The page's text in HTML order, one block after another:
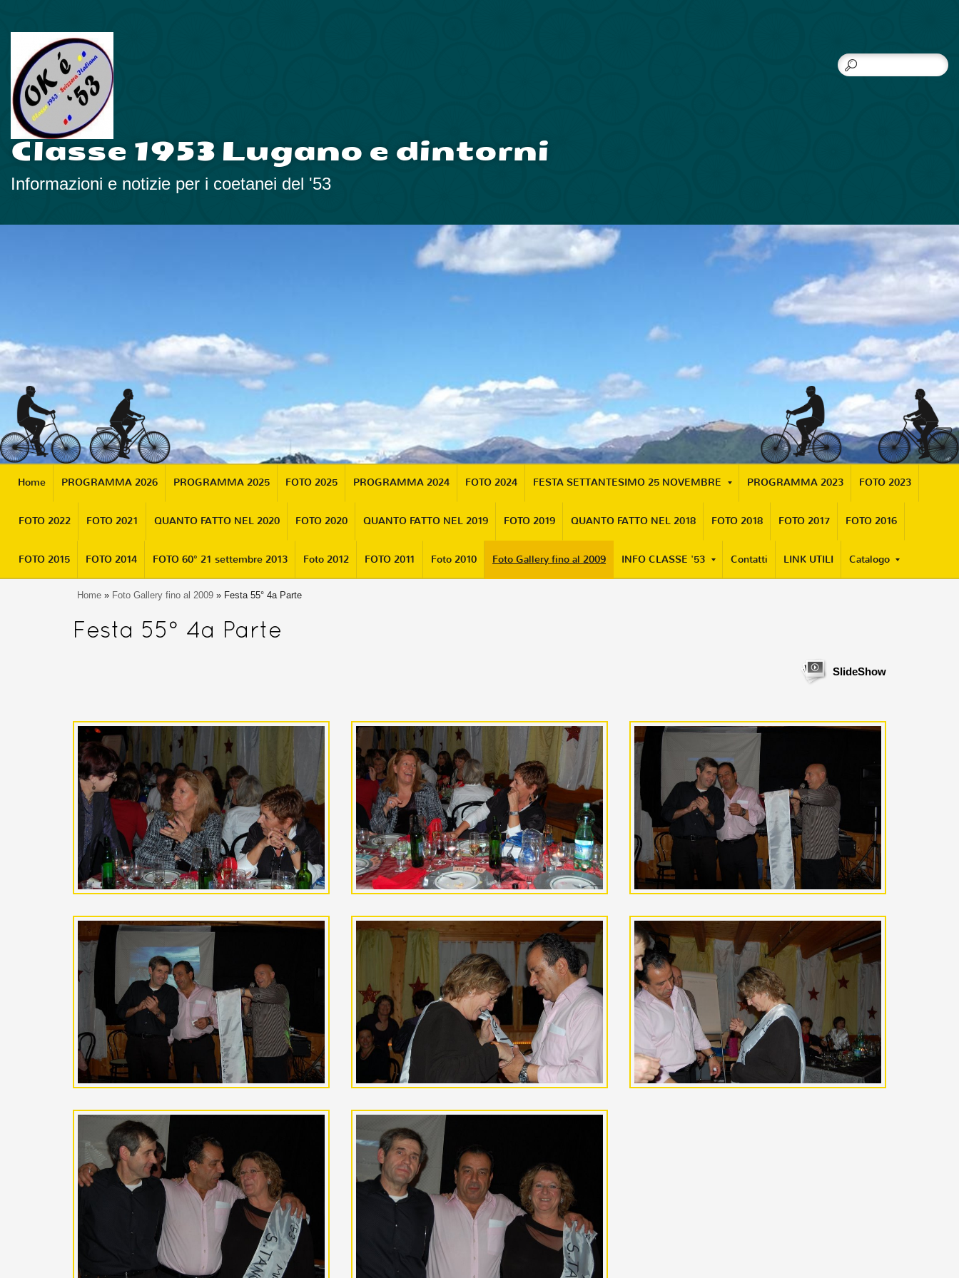
Classe 1953 Lugano e dintorni
Informazioni e notizie per i coetanei del '53
Home PROGRAMMA 2026 PROGRAMMA 2025 FOTO 2025 PROGRAMMA 2024 FOTO 2024 FESTA SETTANTESIMO 25 NOVEMBRE PROGRAMMA 2023 FOTO 2023
FOTO 2022 FOTO 2021 QUANTO FATTO NEL 2020 FOTO 2020 QUANTO FATTO NEL 2019 FOTO 2019 QUANTO FATTO NEL 2018 FOTO 2018 FOTO 2017 FOTO 2016
FOTO 2015 FOTO 2014 FOTO 60° 21 settembre 2013 Foto 2012 FOTO 2011 Foto 2010 Foto Gallery fino al 2009 INFO CLASSE '53 Contatti LINK UTILI Catalogo
Home » Foto Gallery fino al 2009 » Festa 55° 4a Parte
Festa 55° 4a Parte
SlideShow